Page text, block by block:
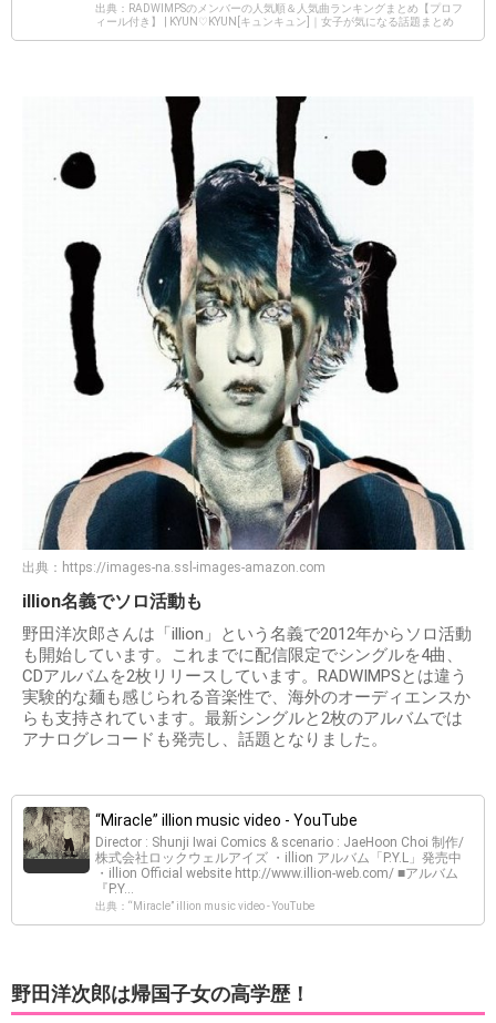
出典：RADWIMPSのメンバーの人気順＆人気曲ランキングまとめ【プロフ
ィール付き】 | KYUN♡KYUN[キュンキュン]｜女子が気になる話題まとめ
出典： https://images-na.ssl-images-amazon.com
illion名義でソロ活動も
野田洋次郎さんは「illion」という名義で2012年からソロ活動
も開始しています。これまでに配信限定でシングルを4曲、
CDアルバムを2枚リリースしています。RADWIMPSとは違う
実験的な麺も感じられる音楽性で、海外のオーディエンスか
らも支持されています。最新シングルと2枚のアルバムでは
アナログレコードも発売し、話題となりました。
“Miracle” illion music video - YouTube
Director : Shunji Iwai Comics & scenario : JaeHoon Choi 制作/
株式会社ロックウェルアイズ ・illion アルバム「P.Y.L」発売中
・illion Official website http://www.illion-web.com/ ■アルバム
『P.Y...
出典：“Miracle” illion music video - YouTube
野田洋次郎は帰国子女の高学歴！